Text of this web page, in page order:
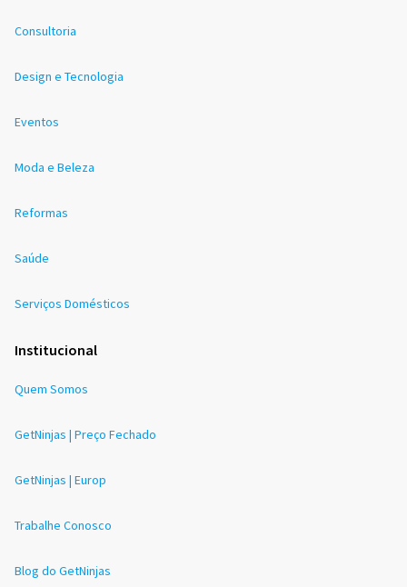
Consultoria
Design e Tecnologia
Eventos
Moda e Beleza
Reformas
Saúde
Serviços Domésticos
Institucional
Quem Somos
GetNinjas | Preço Fechado
GetNinjas | Europ
Trabalhe Conosco
Blog do GetNinjas